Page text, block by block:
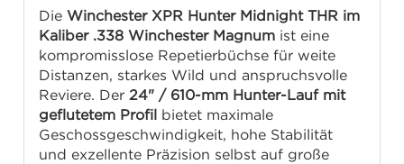
DieWinchester XPR Hunter Midnight THR im
Kaliber .338 Winchester Magnum ist eine
kompromisslose Repetierbüchse für weite
Distanzen, starkes Wild und anspruchsvolle
Reviere. Der24" / 610-mm Hunter-Lauf mit
geflutetem Profil bietet maximale
Geschossgeschwindigkeit, hohe Stabilität
und exzellente Präzision selbst auf große